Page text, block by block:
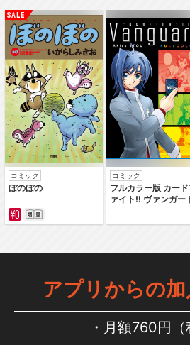
デジ
くら
デジモ
編 デ
デジモ
デジモ
第１章
コミック
ぼのぼの
コミック
フルカラー版 カード
ァイト‼ ヴァンガー
アプリからの加
月額760円（